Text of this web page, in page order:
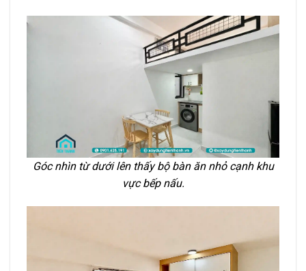
Góc nhìn từ dưới lên thấy bộ bàn ăn nhỏ cạnh khu
vực bếp nấu.